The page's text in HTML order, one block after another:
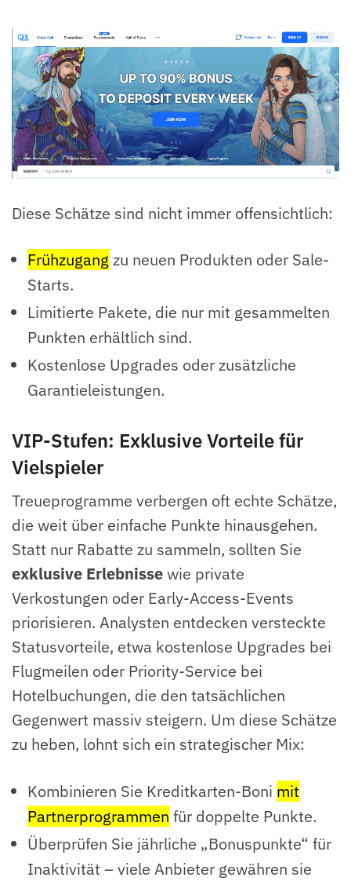
Diese Schätze sind nicht immer offensichtlich:
Frühzugang zu neuen Produkten oder Sale-
Starts.
Limitierte Pakete, die nur mit gesammelten
Punkten erhältlich sind.
Kostenlose Upgrades oder zusätzliche
Garantieleistungen.
VIP-Stufen: Exklusive Vorteile für
Vielspieler
Treueprogramme verbergen oft echte Schätze,
die weit über einfache Punkte hinausgehen.
Statt nur Rabatte zu sammeln, sollten Sie
exklusive Erlebnissewie private
Verkostungen oder Early-Access-Events
priorisieren. Analysten entdecken versteckte
Statusvorteile, etwa kostenlose Upgrades bei
Flugmeilen oder Priority-Service bei
Hotelbuchungen, die den tatsächlichen
Gegenwert massiv steigern. Um diese Schätze
zu heben, lohnt sich ein strategischer Mix:
Kombinieren Sie Kreditkarten-Boni mit
Partnerprogrammen für doppelte Punkte.
Überprüfen Sie jährliche „Bonuspunkte“ für
Inaktivität – viele Anbieter gewähren sie